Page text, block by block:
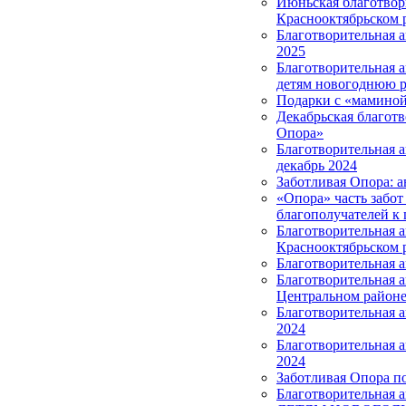
Краснооктябрьском
Благотворительная
2025
детям новогоднюю
Подарки с
Декабрьская
Опора»
Благотворительная
декабрь 2024
Заботливая Опора:
«Опора» часть
благополучателей к
Краснооктябрьском
Благотворительная
Благотворительная
Центральном районе
Благотворительная
2024
Благотворительная
2024
Заботливая Опора